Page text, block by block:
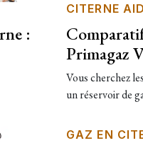
:
CITERNE
Primagaz
Vous cherchez
un réservoir de
GAZ EN